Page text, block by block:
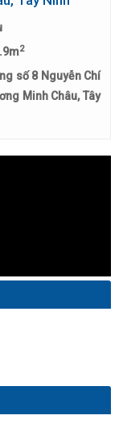
2
số 8 Nguyễn Chí
Minh Châu, Tây